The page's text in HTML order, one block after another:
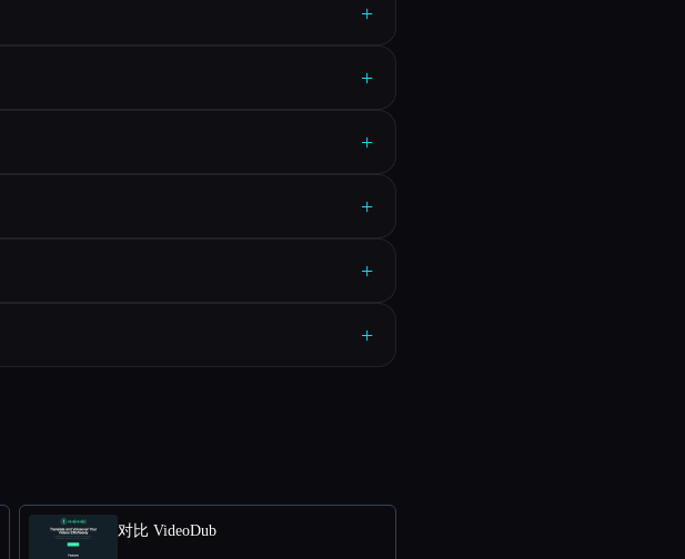
+
+
+
+
+
+
对比 VideoDub